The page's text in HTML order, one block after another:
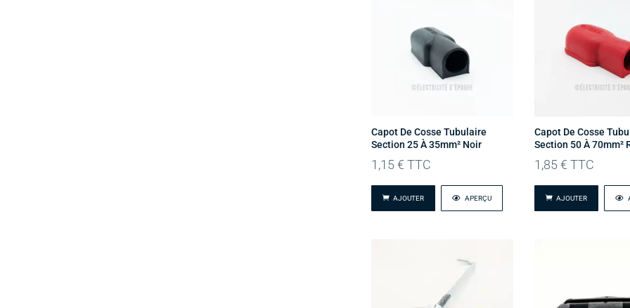
Capot De Cosse Tubulaire
Section 25 À 35mm² Noir
1,15€ TTC
AJOUTER APERÇU
Capot De Cosse
Section 50 À 70mm²
1,85€ TTC
AJOUTER